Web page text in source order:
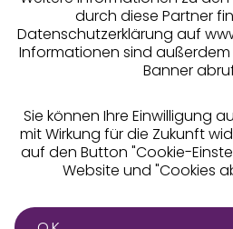
durch diese Partner
Datenschutzerklärung auf
Informationen sind außerdem
Banner
Sie können Ihre Einwilligung
mit Wirkung für die Zukunft
auf den Button "Cookie-
Website und "Cookies